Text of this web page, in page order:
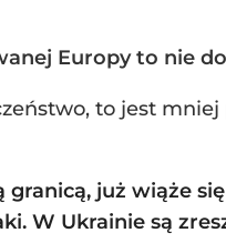
Europy to nie
to jest
granicą, już wiąże
W Ukrainie są